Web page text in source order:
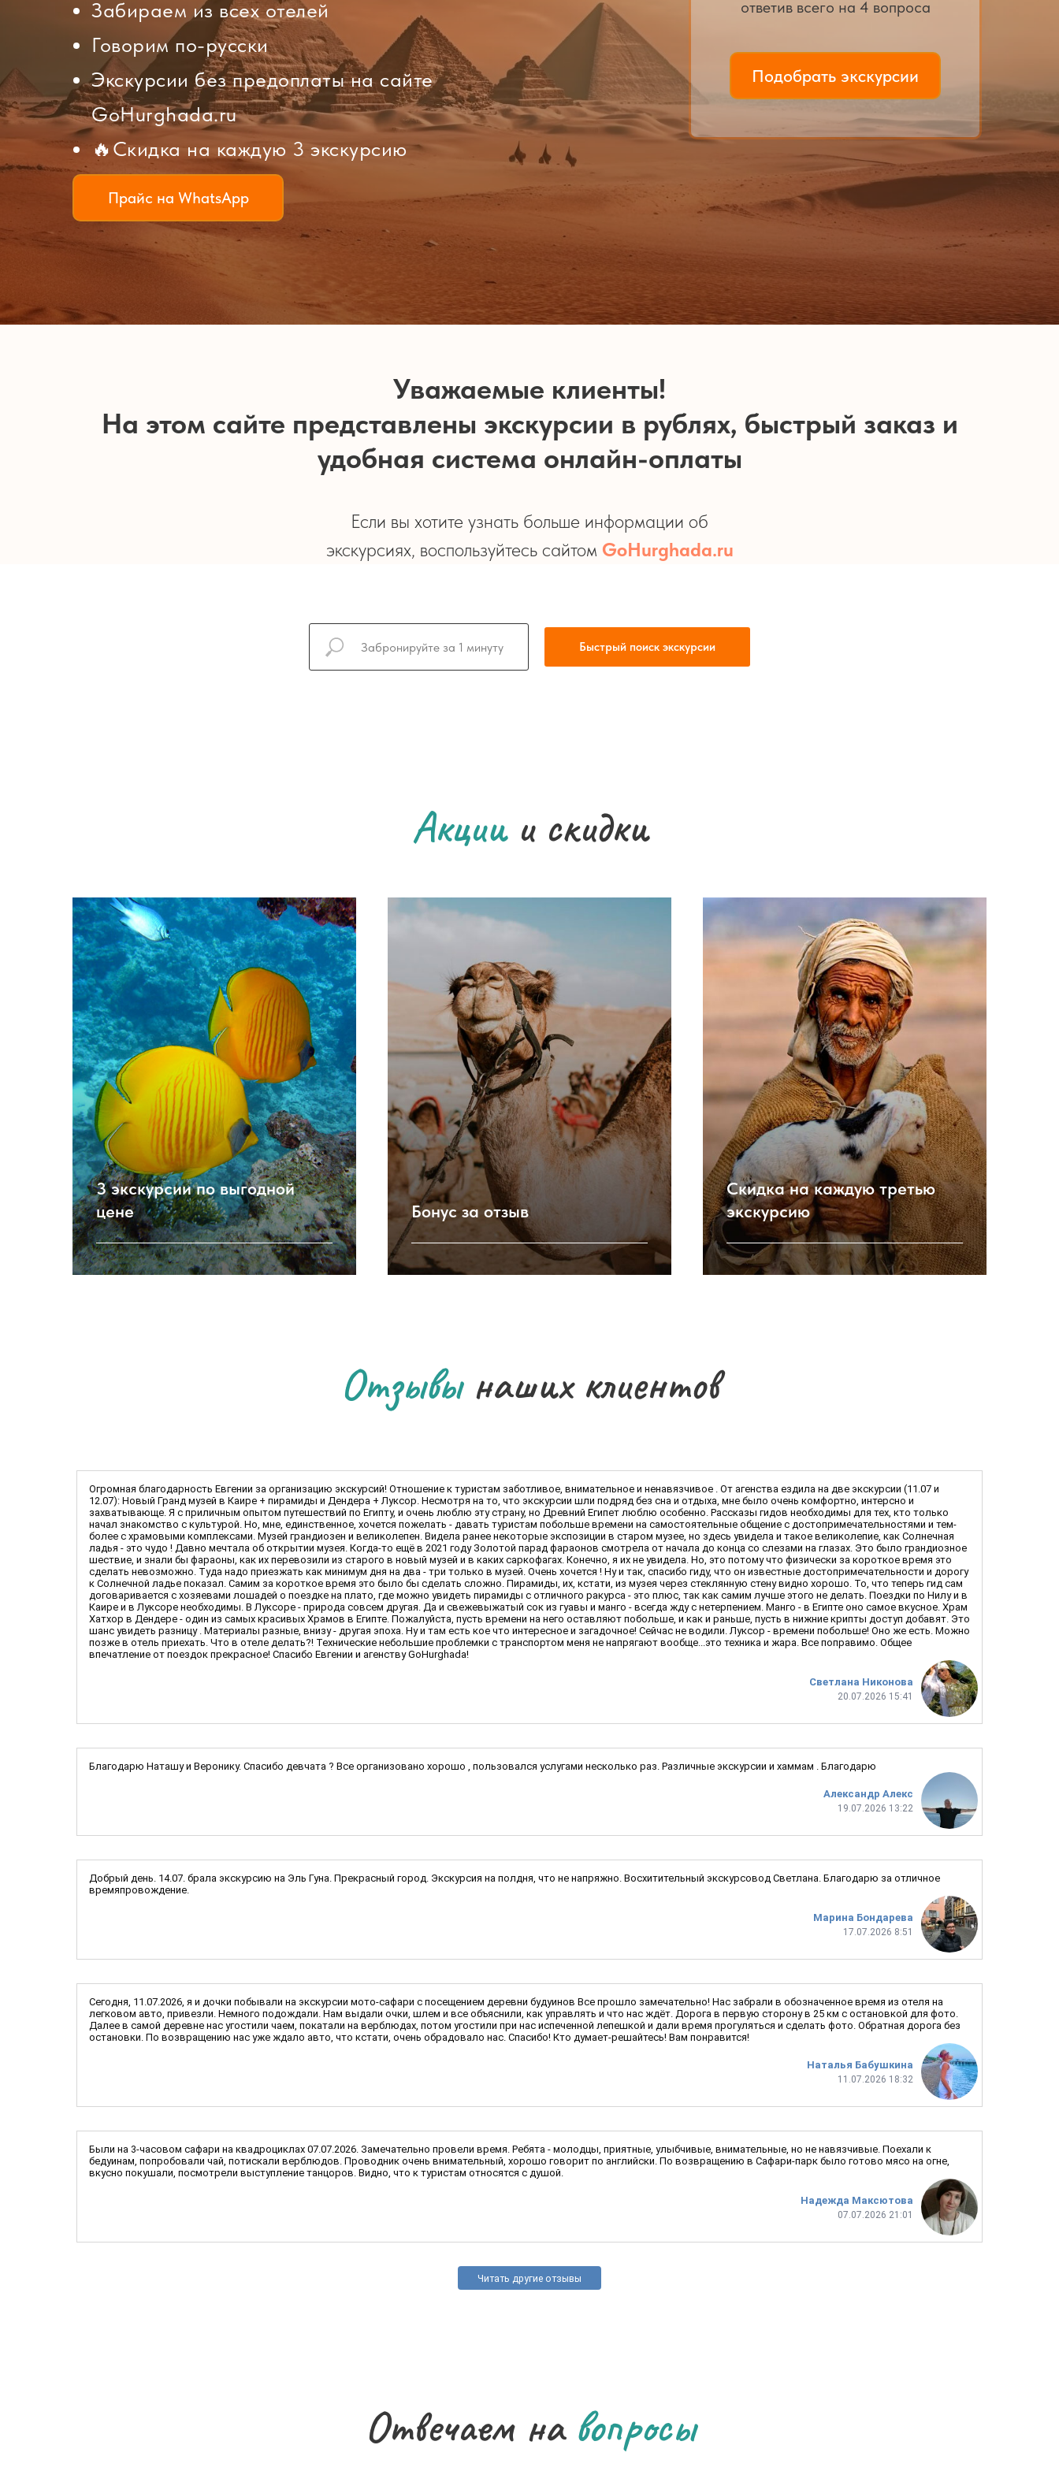
Забираем из всех отелей
Говорим по-русски
Экскурсии без предоплаты на сайте
GoHurghada.ru
🔥Cкидка на каждую 3 экскурсию
Прайс на WhatsApp
Подобрать экскурсии
ответив всего на 4 вопроса
Уважаемые клиенты!
На этом сайте представлены экскурсии в рублях, быстрый заказ и
удобная система онлайн-оплаты
Если вы хотите узнать больше информации об
экскурсиях, воспользуйтесь сайтом GoHurghada.ru
Быстрый поиск экскурсии
Акциии скидки
3 экскурсии по выгодной
цене
Бонус за отзыв
Скидка на каждую третью
экскурсию
Отзывынаших клиентов
Светлана Никонова
20.07.2026 15:41
Огромная благодарность Евгении за организацию экскурсий! Отношение к туристам заботливое, внимательное и ненавязчивое . От агенства ездила на две экскурсии (11.07 и
12.07): Новый Гранд музей в Каире + пирамиды и Дендера + Луксор. Несмотря на то, что экскурсии шли подряд без сна и отдыха, мне было очень комфортно, интерсно и
захватывающе. Я с приличным опытом путешествий по Египту, и очень люблю эту страну, но Древний Египет люблю особенно. Рассказы гидов необходимы для тех, кто только
начал знакомство с культурой. Но, мне, единственное, хочется пожелать - давать туристам побольше времени на самостоятельные общение с достопримечательностями и тем-
более с храмовыми комплексами. Музей грандиозен и великолепен. Видела ранее некоторые экспозиции в старом музее, но здесь увидела и такое великолепие, как Солнечная
ладья - это чудо ! Давно мечтала об открытии музея. Когда-то ещё в 2021 году Золотой парад фараонов смотрела от начала до конца со слезами на глазах. Это было грандиозное
шествие, и знали бы фараоны, как их перевозили из старого в новый музей и в каких саркофагах. Конечно, я их не увидела. Но, это потому что физически за короткое время это
сделать невозможно. Туда надо приезжать как минимум дня на два - три только в музей. Очень хочется ! Ну и так, спасибо гиду, что он известные достопримечательности и дорогу
к Солнечной ладье показал. Самим за короткое время это было бы сделать сложно. Пирамиды, их, кстати, из музея через стеклянную стену видно хорошо. То, что теперь гид сам
договаривается с хозяевами лошадей о поездке на плато, где можно увидеть пирамиды с отличного ракурса - это плюс, так как самим лучше этого не делать. Поездки по Нилу и в
Каире и в Луксоре необходимы. В Луксоре - природа совсем другая. Да и свежевыжатый сок из гуавы и манго - всегда жду с нетерпением. Манго - в Египте оно самое вкусное. Храм
Хатхор в Дендере - один из самых красивых Храмов в Египте. Пожалуйста, пусть времени на него оставляют побольше, и как и раньше, пусть в нижние крипты доступ добавят. Это
шанс увидеть разницу . Материалы разные, внизу - другая эпоха. Ну и там есть кое что интересное и загадочное! Сейчас не водили. Луксор - времени побольше! Оно же есть. Можно
позже в отель приехать. Что в отеле делать?! Технические небольшие проблемки с транспортом меня не напрягают вообще...это техника и жара. Все поправимо. Общее
впечатление от поездок прекрасное! Спасибо Евгении и агенству GoHurghada!
Александр Алекс
19.07.2026 13:22
Благодарю Наташу и Веронику. Спасибо девчата ? Все организовано хорошо , пользовался услугами несколько раз. Различные экскурсии и хаммам . Благодарю
Марина Бондарева
17.07.2026 8:51
Добрый день. 14.07. брала экскурсию на Эль Гуна. Прекрасный город. Экскурсия на полдня, что не напряжно. Восхитительный экскурсовод Светлана. Благодарю за отличное
времяпровождение.
Наталья Бабушкина
11.07.2026 18:32
Сегодня, 11.07.2026, я и дочки побывали на экскурсии мото-сафари с посещением деревни будуинов Все прошло замечательно! Нас забрали в обозначенное время из отеля на
легковом авто, привезли. Немного подождали. Нам выдали очки, шлем и все объяснили, как управлять и что нас ждёт. Дорога в первую сторону в 25 км с остановкой для фото.
Далее в самой деревне нас угостили чаем, покатали на верблюдах, потом угостили при нас испеченной лепешкой и дали время прогуляться и сделать фото. Обратная дорога без
остановки. По возвращению нас уже ждало авто, что кстати, очень обрадовало нас. Спасибо! Кто думает-решайтесь! Вам понравится!
Надежда Максютова
07.07.2026 21:01
Были на 3-часовом сафари на квадроциклах 07.07.2026. Замечательно провели время. Ребята - молодцы, приятные, улыбчивые, внимательные, но не навязчивые. Поехали к
бедуинам, попробовали чай, потискали верблюдов. Проводник очень внимательный, хорошо говорит по английски. По возвращению в Сафари-парк было готово мясо на огне,
вкусно покушали, посмотрели выступление танцоров. Видно, что к туристам относятся с душой.
Читать другие отзывы
Отвечаем навопросы